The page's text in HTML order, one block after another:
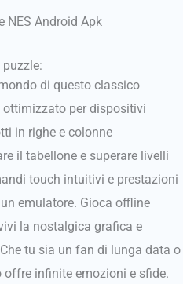
di questo classico
ottimizzato per dispositivi
in righe e colonne
il tabellone e superare livelli
touch intuitivi e prestazioni
emulatore. Gioca offline
la nostalgica grafica e
Che tu sia un fan di lunga data o
infinite emozioni e sfide.